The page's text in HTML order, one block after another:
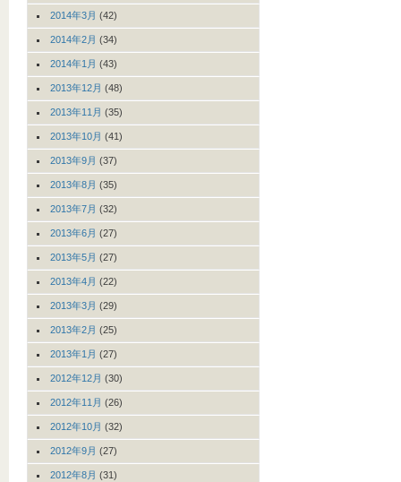
2014年3月 (42)
2014年2月 (34)
2014年1月 (43)
2013年12月 (48)
2013年11月 (35)
2013年10月 (41)
2013年9月 (37)
2013年8月 (35)
2013年7月 (32)
2013年6月 (27)
2013年5月 (27)
2013年4月 (22)
2013年3月 (29)
2013年2月 (25)
2013年1月 (27)
2012年12月 (30)
2012年11月 (26)
2012年10月 (32)
2012年9月 (27)
2012年8月 (31)